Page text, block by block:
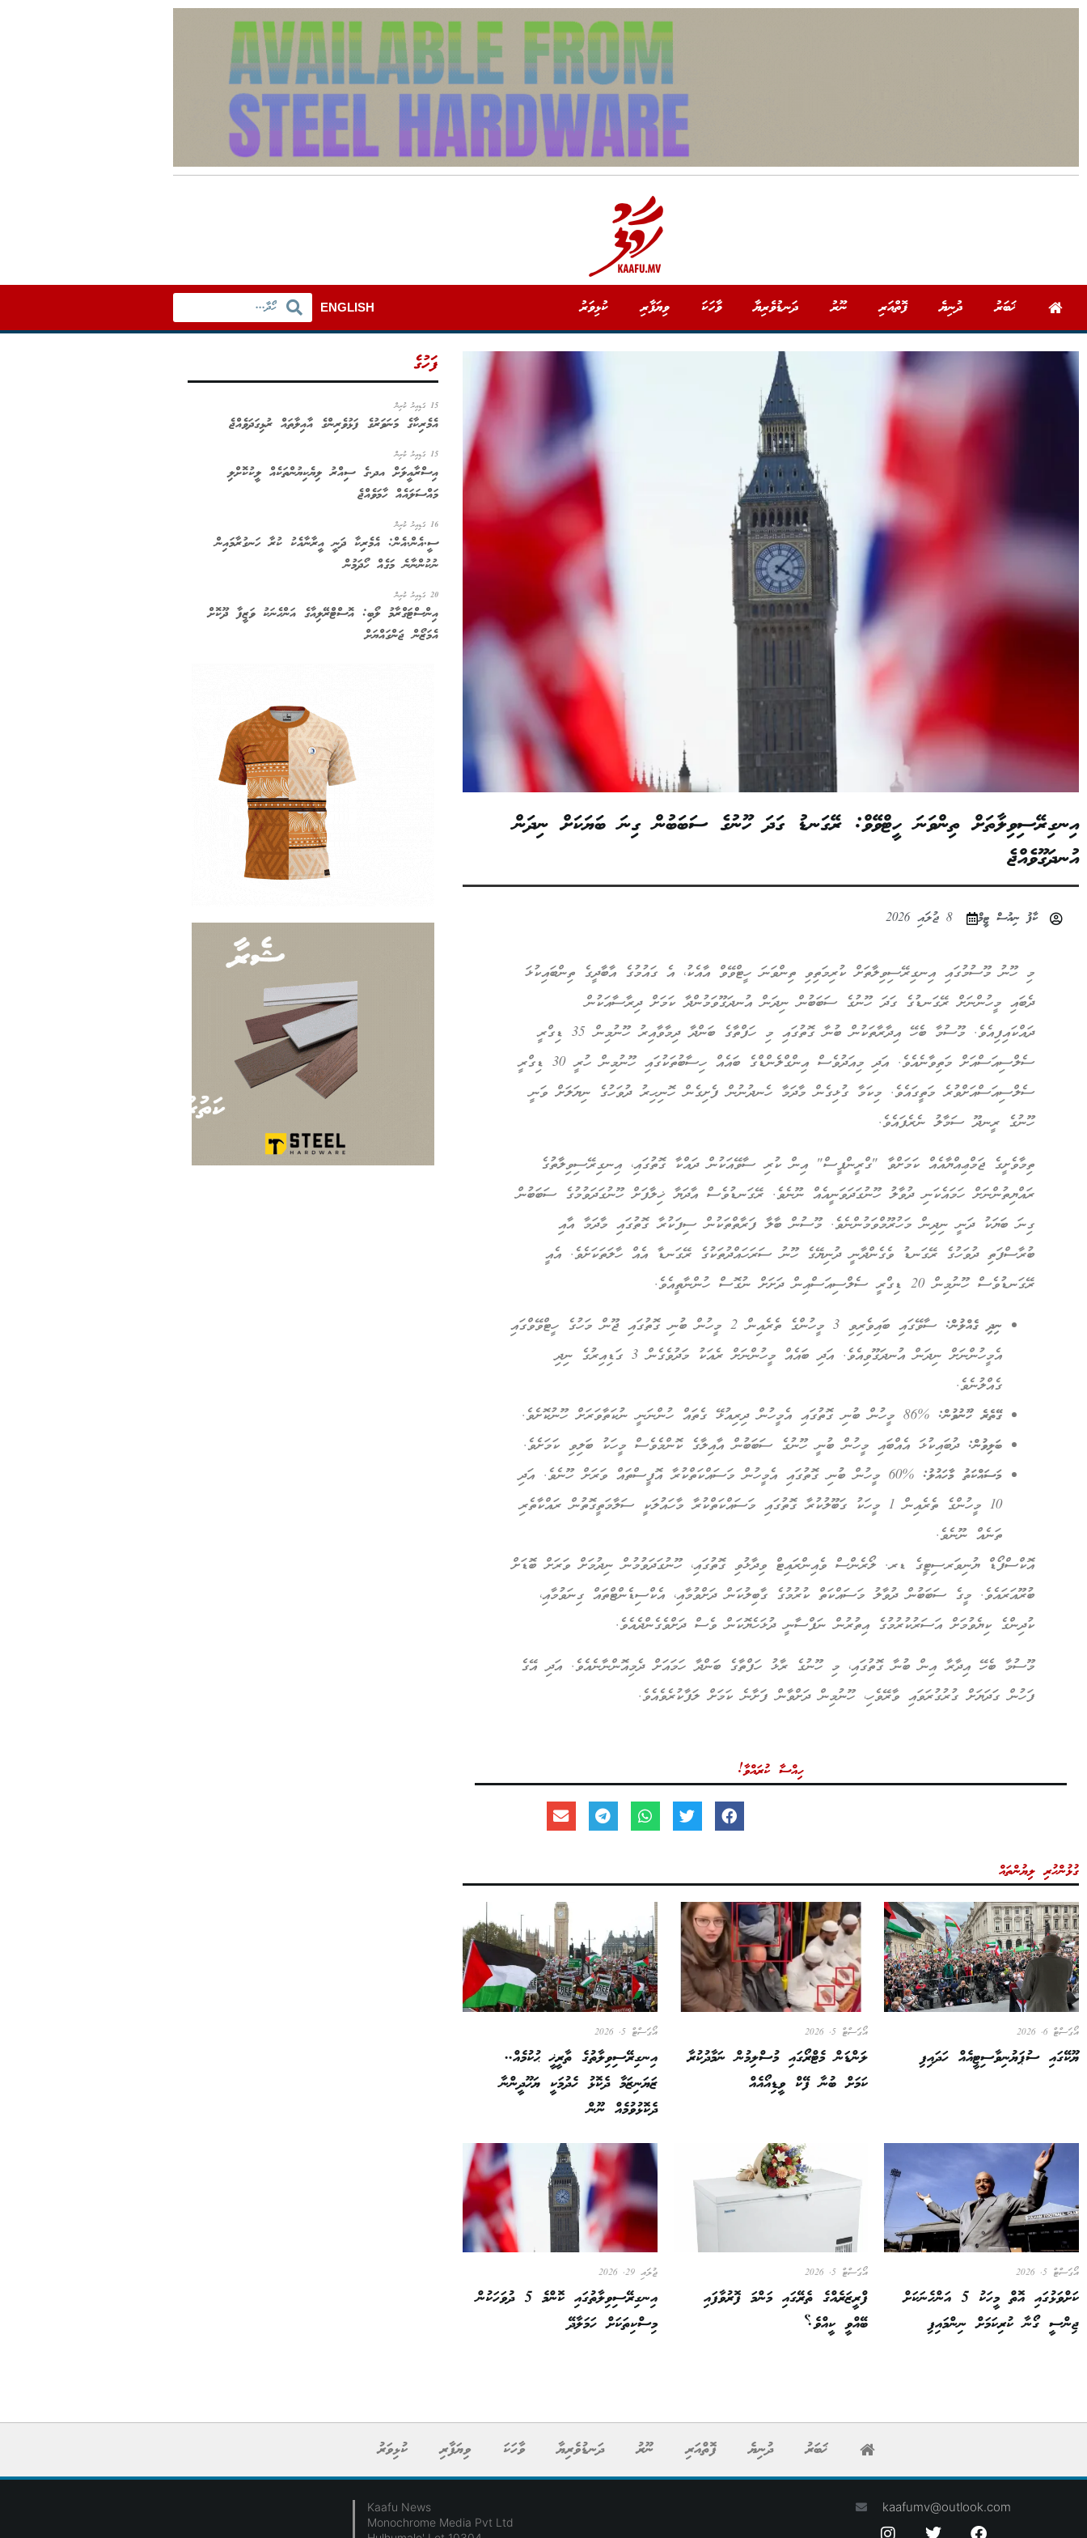
ޚަބަރު ދުނިޔެ ފޮތްއަރި ނޫރު ދަނޑުވެރިޔާ ވާހަކަ ވިޔަފާރި ކުޅިވަރު ENGLISH
އިނގިރޭސިވިލާތަށް ތިންވަނަ ހީޓްވޭވް: ރޭގަނޑު ގަދަ ހޫނުގެ ސަބަބުން ގިނަ ބަޔަކަށް ނިދަން
އުނދަގޫވެއްޖެ
ކާފު ނިއުސް ޓީމް 8 ޖުލައި 2026
މި ހޫނު މޫސުމުގައި އިނގިރޭސިވިލާތަށް ކުރިމަތިވި ތިންވަނަ ހީޓްވޭވް އާއެކު، އެ ގައުމުގެ އާބާދީގެ ތިންބައިކުޅަ
ދެބައި މީހުންނަށް ރޭގަނޑުގެ ގަދަ ހޫނުގެ ސަބަބުން ނިދަން އުނދަގޫވަމުންދާ ކަމަށް ދިރާސާއަކުން
ދައްކައިފިއެވެ. މޫސުމާ ބެހޭ އިދާރާތަކުން ބުނާ ގޮތުގައި މި ހަފްތާގެ ބަންދާ ދިމާވާއިރު ހޫނުމިން 35 ޑިގްރީ
ސެލްސިއަސްއަށް މަތިވާނެއެވެ. އަދި މިއަދުވެސް އިންގްލެންޑްގެ ބައެއް ހިސާބުތަކުގައި ހޫނުމިން ހުރީ 30 ޑިގްރީ
ސެލްސިއަސްއަށްވުރެ މަތީގައެވެ. މިކަމާ ގުޅިގެން މާދަމާ ހެނދުނުން ފެށިގެން ހޮނިހިރު ދުވަހުގެ ނިޔަލަށް ވަނީ
ހޫނުގެ ރީނދޫ ސަމާލު ނެރެފައެވެ.
ތިމާވެށީގެ ޖަމްޢިއްޔާއެއް ކަމަށްވާ "ގްރީންޕީސް" އިން ކުރި ސާވޭއަކުން ދައްކާ ގޮތުގައި، އިނގިރޭސިވިލާތުގެ
ރައްޔިތުންނަށް ހަމައެކަނި ދުވާލު ހޫނުގަދަވަނީއެއް ނޫނެވެ. ރޭގަނޑުވެސް އާދަޔާ ޚިލާފަށް ހޫނުގަދަވުމުގެ ސަބަބުން
ގިނަ ބަޔަކު ދަނީ ނިދިން މަހުރޫމްވަމުންނެވެ. މޫސުން ބާލާ ފަރާތްތަކުން ސިފަކުރާ ގޮތުގައި މާދަމާ އާއި
ބުރާސްފަތި ދުވަހުގެ ރޭގަނޑު ވެގެންދާނީ ދުނިޔޭގެ ހޫނު ސަރަހައްދުތަކުގެ ރޭގަނޑާ އެއް ހާލަތަކަށެވެ. އެއީ
ރޭގަނޑުވެސް ހޫނުމިން 20 ޑިގްރީ ސެލްސިއަސްއިން ދަށަށް ނުގޮސް ހުންނާތީއެވެ.
ނިދި ގެއްލުން:
ސާވޭގައި ބައިވެރިވި 3 މީހުންގެ ތެރެއިން 2 މީހުން ބުނި ގޮތުގައި ޖޫން މަހުގެ ހީޓްވޭވްގައި
އެމީހުންނަށް ނިދަން އުނދަގޫވިއެވެ. އަދި ބައެއް މީހުންނަށް ރެއަކު މަދުވެގެން 3 ގަޑިއިރުގެ ނިދި
ގެއްލުނެވެ.
ގޭތެރެ ހޫނުވުން: %86 މީހުން ބުނި ގޮތުގައި އެމީހުން ދިރިއުޅޭ ގެތައް ހުންނަނީ ނުކަތާވަރަށް ހޫނުކޮށެވެ.
ބަލިވުން: ދުބައިކުޅަ އެއްބައި މީހުން ބުނީ ހޫނުގެ ސަބަބުން އާއިލާގެ ކޮންމެވެސް މީހަކު ބަލިވި ކަމަށެވެ.
މަސައްކަތު މާހައުލު:
%60 މީހުން ބުނި ގޮތުގައި އެމީހުން މަސައްކަތްކުރާ އޮފީސްތައް ވަރަށް ހޫނެވެ. އަދި
10 މީހުންގެ ތެރެއިން 1 މީހަކު ގަބޫލުކުރާ ގޮތުގައި މަސައްކަތްކުރާ މާހައުލަކީ ސަލާމަތީގޮތުން ރައްކާތެރި
ތަނެއް ނޫނެވެ.
އޮކްސްފޯޑް ޔުނިވަރސިޓީގެ ޑރ. ލޯރެންސް ވެއިންރައިޓް ވިދާޅުވި ގޮތުގައި، ހޫނުގަދަވުމުން ނިދުމަށް ވަރަށް ބޮޑަށް
ބުރޫއަރައެވެ. މީގެ ސަބަބުން ދުވާލު މަސައްކަތް ކުރުމުގެ ގާބިލުކަން ދަށްވުމާއި، އެކްސިޑެންޓްތައް ގިނަވުމާއި،
ކުދިންގެ ކިޔެވުމަށް އަސަރުކުރުމުގެ އިތުރުން ނަފްސާނީ ދުޅަހެޔޮކަން ވެސް ދަށްވެގެންދެއެވެ.
މޫސުމާ ބެހޭ އިދާރާ އިން ބުނާ ގޮތުގައި، މި ހޫނުގެ ރާޅު ހަފްތާގެ ބަންދާ ހަމައަށް ދެމިއޮންނާނެއެވެ. އަދި އޭގެ
ފަހުން ގަދަޔަށް ގުރުގުރަވައި ވާރޭވެހި، ހޫނުމިން ދަށްވާން ފަށާނެ ކަމަށް ލަފާކުރެވެއެވެ.
ހިއްސާ ކުރައްވާ!
ގުޅުންހުރި ލިޔުންތައް
އޯގަސްޓް 6, 2026
ޔޫކޭގައި ސުޕަޔުނިވާސިޓީއެއް ހަދައިފި
އޯގަސްޓް 5, 2026
ލަންޑަން މެޓްރޯގައި މުސްލިމުން ނަމާދުކުރާ
ކަމަށް ބުނާ ފޭކް ވީޑިއޯއެއް
އޯގަސްޓް 5, 2026
އިނގިރޭސިވިލާތުގެ ތާރީޚީ ޙުކުމެއް..
ޒަޔަނިޒަމާ ދެކޮޅު ހެދުމަކީ ޔަހޫދީންނާ
ދެކޮޅުވުމެއް ނޫން
އޯގަސްޓް 5, 2026
ކަށްވަޅުގައި އޮތް މީހަކު 5 އަންހެނަކަށް
ޖިންސީ ގޯނާ ކުރިކަމަށް ނިންމައިފި
އޯގަސްޓް 5, 2026
ފްރީޒަރެއްގެ ތެރޭގައި މަންމަ ފޮރުވާފައި
ބޭއްވީ ކީއްވެ؟
ޖުލައި 29, 2026
އިނގިރޭސިވިލާތުގައި ކޮންމެ 5 ދުވަހަކުން
މިސްކިތަކަށް ހަމަލާދޭ
ފަހުގެ
15 ގަޑިއިރު ކުރިން
އެމެރިކާގެ މަނަވަރުގެ ފަޅުވެރިންގެ އާއިލާތައް ރުޅިގަދަވެއްޖެ
15 ގަޑިއިރު ކުރިން
އިސްރާއީލަށް އދ.ގެ ސިއްރު ލިޔެކިޔުންތަކެއް ލީކުކޮށްލި
މައްސަލައެއް ހާމަވެއްޖެ
16 ގަޑިއިރު ކުރިން
ސީ.އެން.އެން: އެމެރިކާ ދަނީ އީރާނާއެކު ކުރާ ހަނގުރާމައިން
ނުކުންނާނެ މަގެއް ހޯދަމުން
20 ގަޑިއިރު ކުރިން
އިންސްޓަގްރާމު ލޯބި: އޮސްޓްރޭލިއާގެ އަންހެނަކު ވަޒީފާ ދޫކޮށް
އެމަޒޯން ޖަންގައްޔަށް
ޚަބަރު ދުނިޔެ ފޮތްއަރި ނޫރު ދަނޑުވެރިޔާ ވާހަކަ ވިޔަފާރި ކުޅިވަރު
kaafumv@outlook.com
Kaafu News
Monochrome Media Pvt Ltd